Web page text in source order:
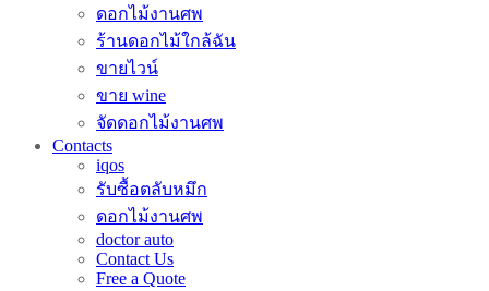
ดอกไม้งานศพ
ร้านดอกไม้ใกล้ฉัน
ขายไวน์
ขาย wine
จัดดอกไม้งานศพ
Contacts
iqos
รับซื้อตลับหมึก
ดอกไม้งานศพ
doctor auto
Contact Us
Free a Quote